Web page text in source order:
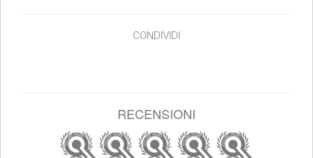
CONDIVIDI
RECENSIONI